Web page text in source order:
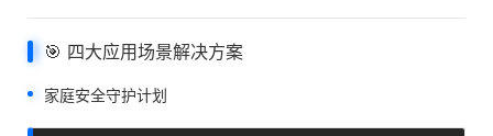
🎯 四大应用场景解决方案
家庭安全守护计划